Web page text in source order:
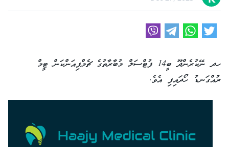
ހދ ނޭކުރެންދޫ ބީ14 ފުޓްސަލް މުބާރާތުގެ ޗެމްޕިއަންކަން ޓީމް
ރުއްގަނޑު ހޯދައިފި އެވެ.